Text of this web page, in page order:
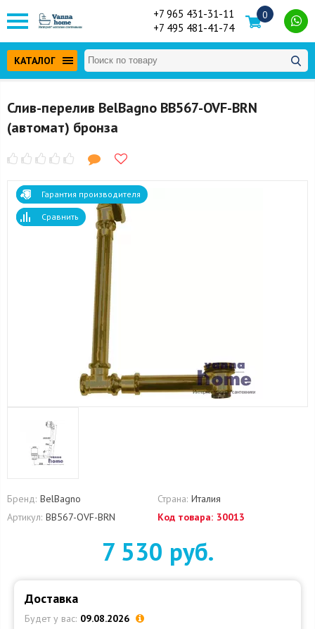
+7 965 431-31-11
+7 495 481-41-74
0
КАТАЛОГ
Слив-перелив BelBagno BB567-OVF-BRN
(автомат) бронза
Гарантия производителя
Сравнить
Бренд: BelBagno Страна: Италия
Артикул: BB567-OVF-BRN Код товара: 30013
7 530 руб.
Доставка
Будет у вас: 09.08.2026